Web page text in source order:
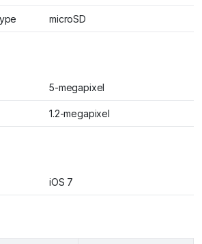
microSD
5-megapixel
1.2-megapixel
iOS 7